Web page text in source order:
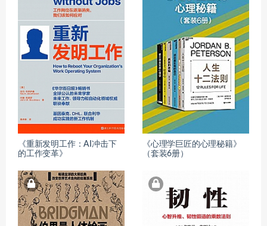
《重新发明工作：AI冲击下
的工作变革》
《心理学巨匠的心理秘籍》
（套装6册）